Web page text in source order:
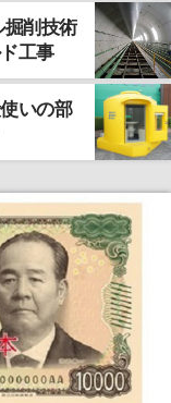
掘削技術
工事
いの部